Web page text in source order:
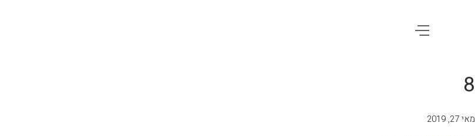
8
מאי 27, 2019